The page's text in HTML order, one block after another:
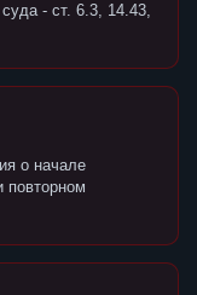
- ст. 6.3, 14.43,
о начале
повторном